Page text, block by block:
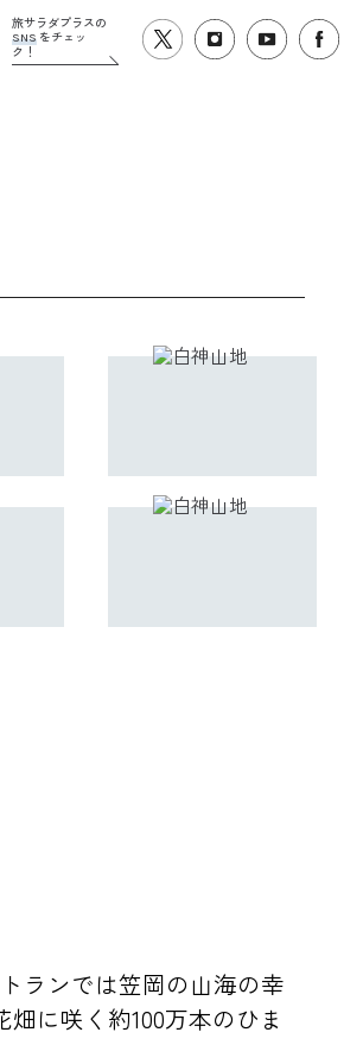
旅サラダプラスの
SNSをチェッ
ク！
ランでは笠岡の山海の幸
に咲く約100万本のひま